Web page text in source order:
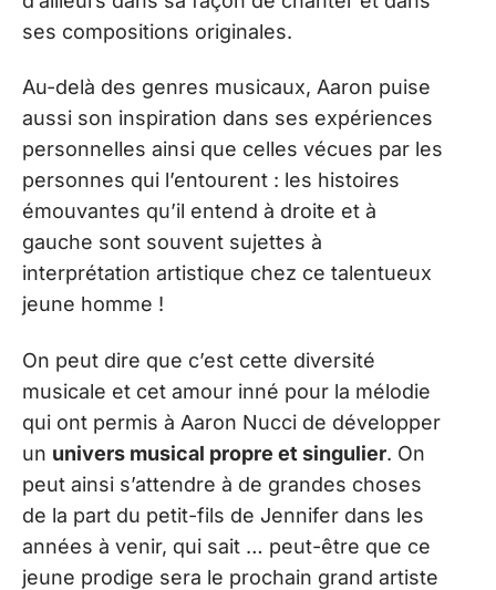
ses compositions originales.
Au-delà des genres musicaux, Aaron puise
aussi son inspiration dans ses expériences
personnelles ainsi que celles vécues par les
personnes qui l’entourent : les histoires
émouvantes qu’il entend à droite et à
gauche sont souvent sujettes à
interprétation artistique chez ce talentueux
jeune homme !
On peut dire que c’est cette diversité
musicale et cet amour inné pour la mélodie
qui ont permis à Aaron Nucci de développer
un univers musical propre et singulier. On
peut ainsi s’attendre à de grandes choses
de la part du petit-fils de Jennifer dans les
années à venir, qui sait … peut-être que ce
jeune prodige sera le prochain grand artiste